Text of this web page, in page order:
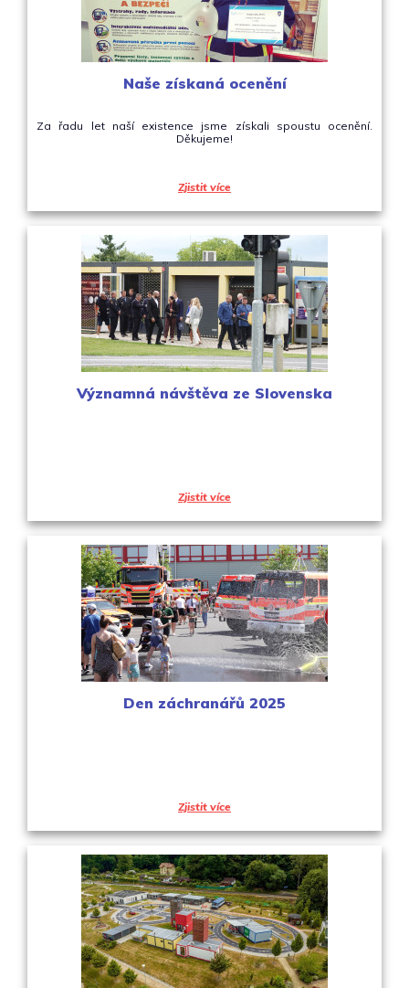
Naše získaná ocenění
Za řadu let naší existence jsme získali spoustu ocenění.
Děkujeme!
Zjistit více
Významná návštěva ze Slovenska
Zjistit více
Den záchranářů 2025
Zjistit více